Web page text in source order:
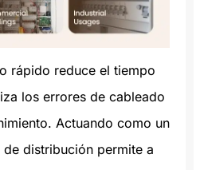
rápido reduce el tiempo
los errores de cableado
Actuando como un
distribución permite a